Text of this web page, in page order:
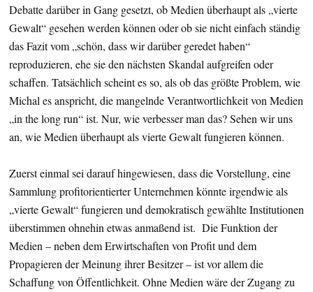
Debatte darüber in Gang gesetzt, ob Medien überhaupt als „vierte
Gewalt“ gesehen werden können oder ob sie nicht einfach ständig
das Fazit vom „schön, dass wir darüber geredet haben“
reproduzieren, ehe sie den nächsten Skandal aufgreifen oder
schaffen. Tatsächlich scheint es so, als ob das größte Problem, wie
Michal es anspricht, die mangelnde Verantwortlichkeit von Medien
„in the long run“ ist. Nur, wie verbesser man das? Sehen wir uns
an, wie Medien überhaupt als vierte Gewalt fungieren können.
Zuerst einmal sei darauf hingewiesen, dass die Vorstellung, eine
Sammlung profitorientierter Unternehmen könnte irgendwie als
„vierte Gewalt“ fungieren und demokratisch gewählte Institutionen
überstimmen ohnehin etwas anmaßend ist. Die Funktion der
Medien – neben dem Erwirtschaften von Profit und dem
Propagieren der Meinung ihrer Besitzer – ist vor allem die
Schaffung von Öffentlichkeit. Ohne Medien wäre der Zugang zu